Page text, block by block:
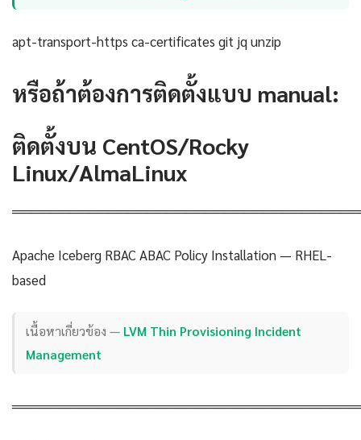
apt-transport-https ca-certificates git jq unzip
หรือถ้าต้องการติดตั้งแบบ manual:
ติดตั้งบน CentOS/Rocky
Linux/AlmaLinux
Apache Iceberg RBAC ABAC Policy Installation — RHEL-
based
เนื้อหาเกี่ยวข้อง — LVM Thin Provisioning Incident
Management